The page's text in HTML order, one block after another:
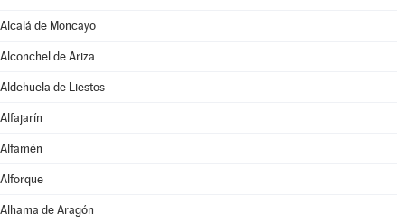
Alcalá de Moncayo
Alconchel de Ariza
Aldehuela de Liestos
Alfajarín
Alfamén
Alforque
Alhama de Aragón